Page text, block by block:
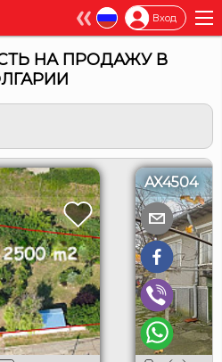
Вход ×
НА ПРОДАЖУ В
AX4504